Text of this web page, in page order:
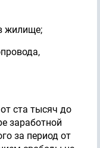
жилище;
ста тысяч до
заработной
за период от